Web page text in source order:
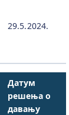
29.5.2024.
Датум
решења о
давању